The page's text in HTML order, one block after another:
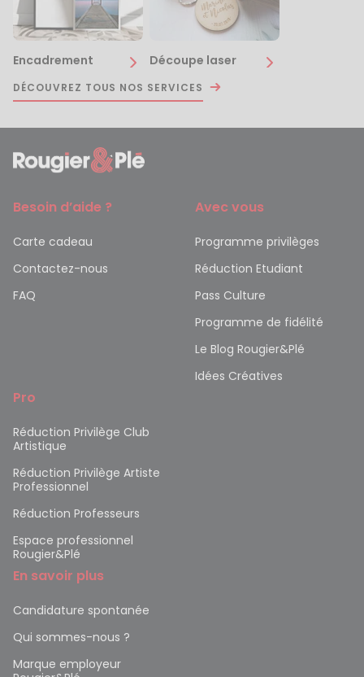
Encadrement Découpe laser
DÉCOUVREZ TOUS NOS SERVICES
Besoin d’aide ?
Carte cadeau
Contactez-nous
FAQ
Avec vous
Programme privilèges
Réduction Etudiant
Pass Culture
Programme de fidélité
Le Blog Rougier&Plé
Idées Créatives
Pro
Réduction Privilège Club
Artistique
Réduction Privilège Artiste
Professionnel
Réduction Professeurs
Espace professionnel
Rougier&Plé
En savoir plus
Candidature spontanée
Qui sommes-nous ?
Marque employeur